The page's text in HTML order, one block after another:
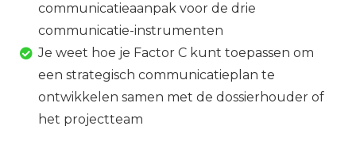
communicatieaanpak voor de drie
communicatie-instrumenten
Je weet hoe je Factor C kunt toepassen om
een strategisch communicatieplan te
ontwikkelen samen met de dossierhouder of
het projectteam